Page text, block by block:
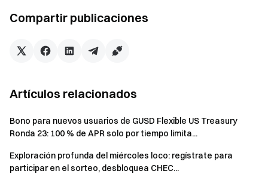
Notas
Las cuotas de los productos del evento son limitadas
y están disponibles por orden de llegada. Para conocer
las normas detalladas sobre suscripción, reembolso y
Compartir publicaciones
Artículos relacionados
Bono para nuevos usuarios de GUSD Flexible US Treasury
Ronda 23: 100 % de APR solo por tiempo limita...
Exploración profunda del miércoles loco: regístrate para
participar en el sorteo, desbloquea CHEC...